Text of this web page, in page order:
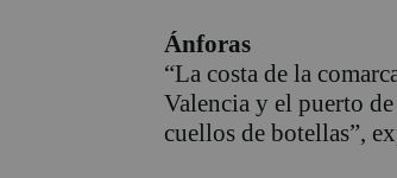
Ánforas
“La costa de la
Valencia y el puerto
cuellos de botellas”,